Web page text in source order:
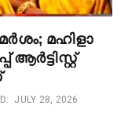
മഹിളാ
JULY 28, 2026